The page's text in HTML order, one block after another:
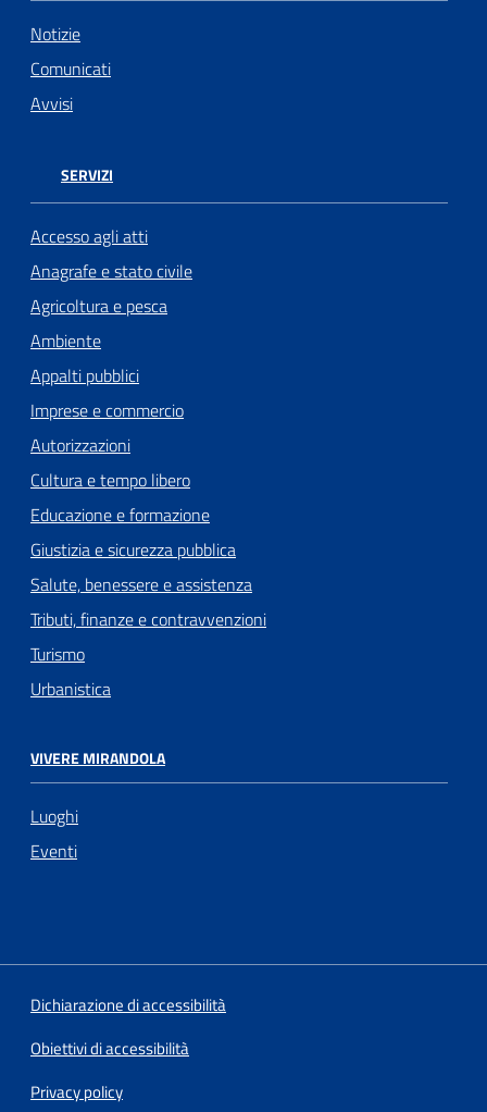
Notizie
Comunicati
Avvisi
SERVIZI
Accesso agli atti
Anagrafe e stato civile
Agricoltura e pesca
Ambiente
Appalti pubblici
Imprese e commercio
Autorizzazioni
Cultura e tempo libero
Educazione e formazione
Giustizia e sicurezza pubblica
Salute, benessere e assistenza
Tributi, finanze e contravvenzioni
Turismo
Urbanistica
VIVERE MIRANDOLA
Luoghi
Eventi
Dichiarazione di accessibilità
Obiettivi di accessibilità
Privacy policy